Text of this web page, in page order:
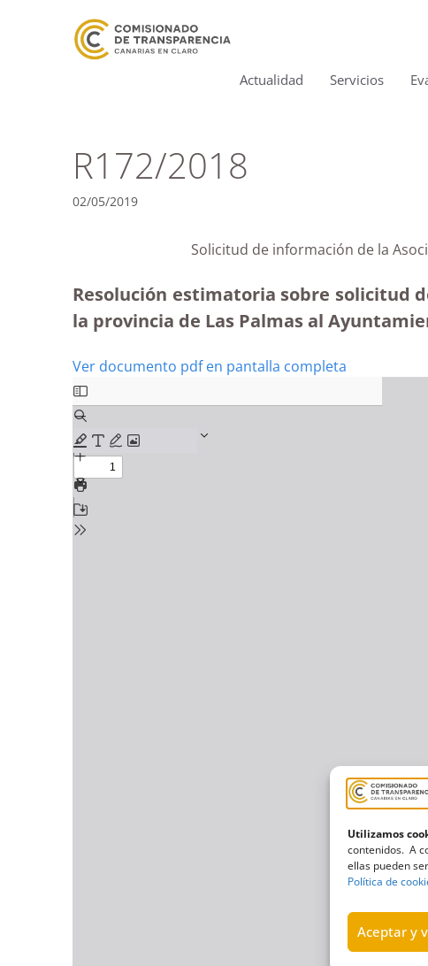
Utilizamos
contenidos. A
ellas pueden
Política de
Aceptar y
Actualidad Servicios
R172/2018
02/05/2019
Solicitud de información de la
Resolución estimatoria sobre solicitud
la provincia de Las Palmas al
Ver documento pdf en pantalla completa